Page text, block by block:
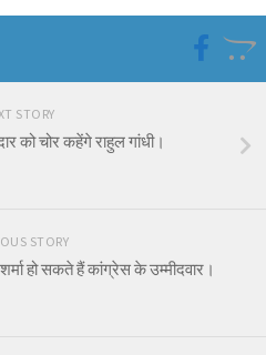
STORY
को चोर कहेंगे राहुल गांधी।
STORY
हो सकते हैं कांग्रेस के उम्मीदवार।